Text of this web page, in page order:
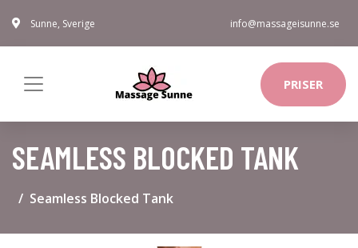
Sunne, Sverige info@massageisunne.se
PRISER
SEAMLESS BLOCKED TANK
Seamless Blocked Tank